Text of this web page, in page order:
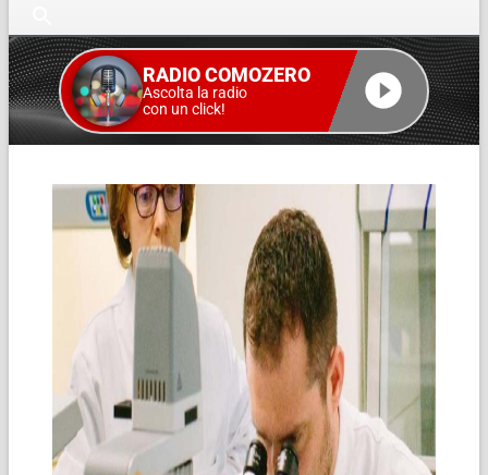
RADIO COMOZERO
Ascolta la radio
con un click!